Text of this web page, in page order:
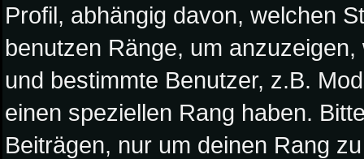
Profil, abhängig davon, welchen
benutzen Ränge, um
und bestimmte Benutzer, z.B.
einen speziellen Rang haben.
Beiträgen, nur um deinen Rang